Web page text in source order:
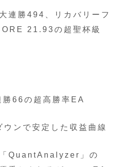
連勝494、リカバリーフ
21.93の超聖杯級
66の超高勝率EA
ンで安定した収益曲線
QuantAnalyzer」の